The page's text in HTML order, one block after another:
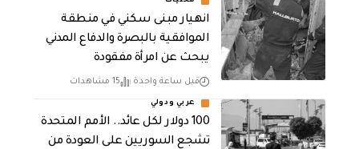
انهيار مبنى سكني في منطقة
الموافقية بالبصرة والدفاع المدني
يبحث عن امرأة مفقودة
قبل ساعة واحدة 15 مشاهدات
عربي ودولي
100 دولار لكل عائد.. الأمم المتحدة
تشجع السوريين على العودة من